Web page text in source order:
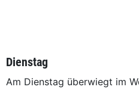
Dienstag
Am Dienstag überwiegt im